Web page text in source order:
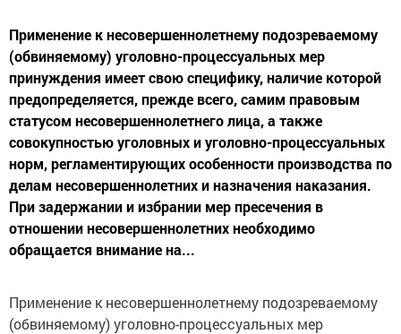
Применение к несовершеннолетнему подозреваемому
(обвиняемому) уголовно-процессуальных мер
принуждения имеет свою специфику, наличие которой
предопределяется, прежде всего, самим правовым
статусом несовершеннолетнего лица, а также
совокупностью уголовных и уголовно-процессуальных
норм, регламентирующих особенности производства по
делам несовершеннолетних и назначения наказания.
При задержании и избрании мер пресечения в
отношении несовершеннолетних необходимо
обращается внимание на...
Применение к несовершеннолетнему подозреваемому
(обвиняемому) уголовно-процессуальных мер